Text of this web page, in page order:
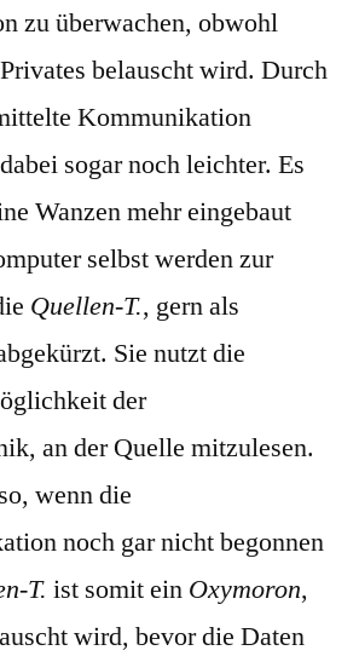
zu überwachen, obwohl
belauscht wird. Durch
Kommunikation
sogar noch leichter. Es
Wanzen mehr eingebaut
selbst werden zur
Quellen-T., gern als
Sie nutzt die
der
an der Quelle mitzulesen.
wenn die
noch gar nicht begonnen
T. ist somit ein Oxymoron,
wird, bevor die Daten